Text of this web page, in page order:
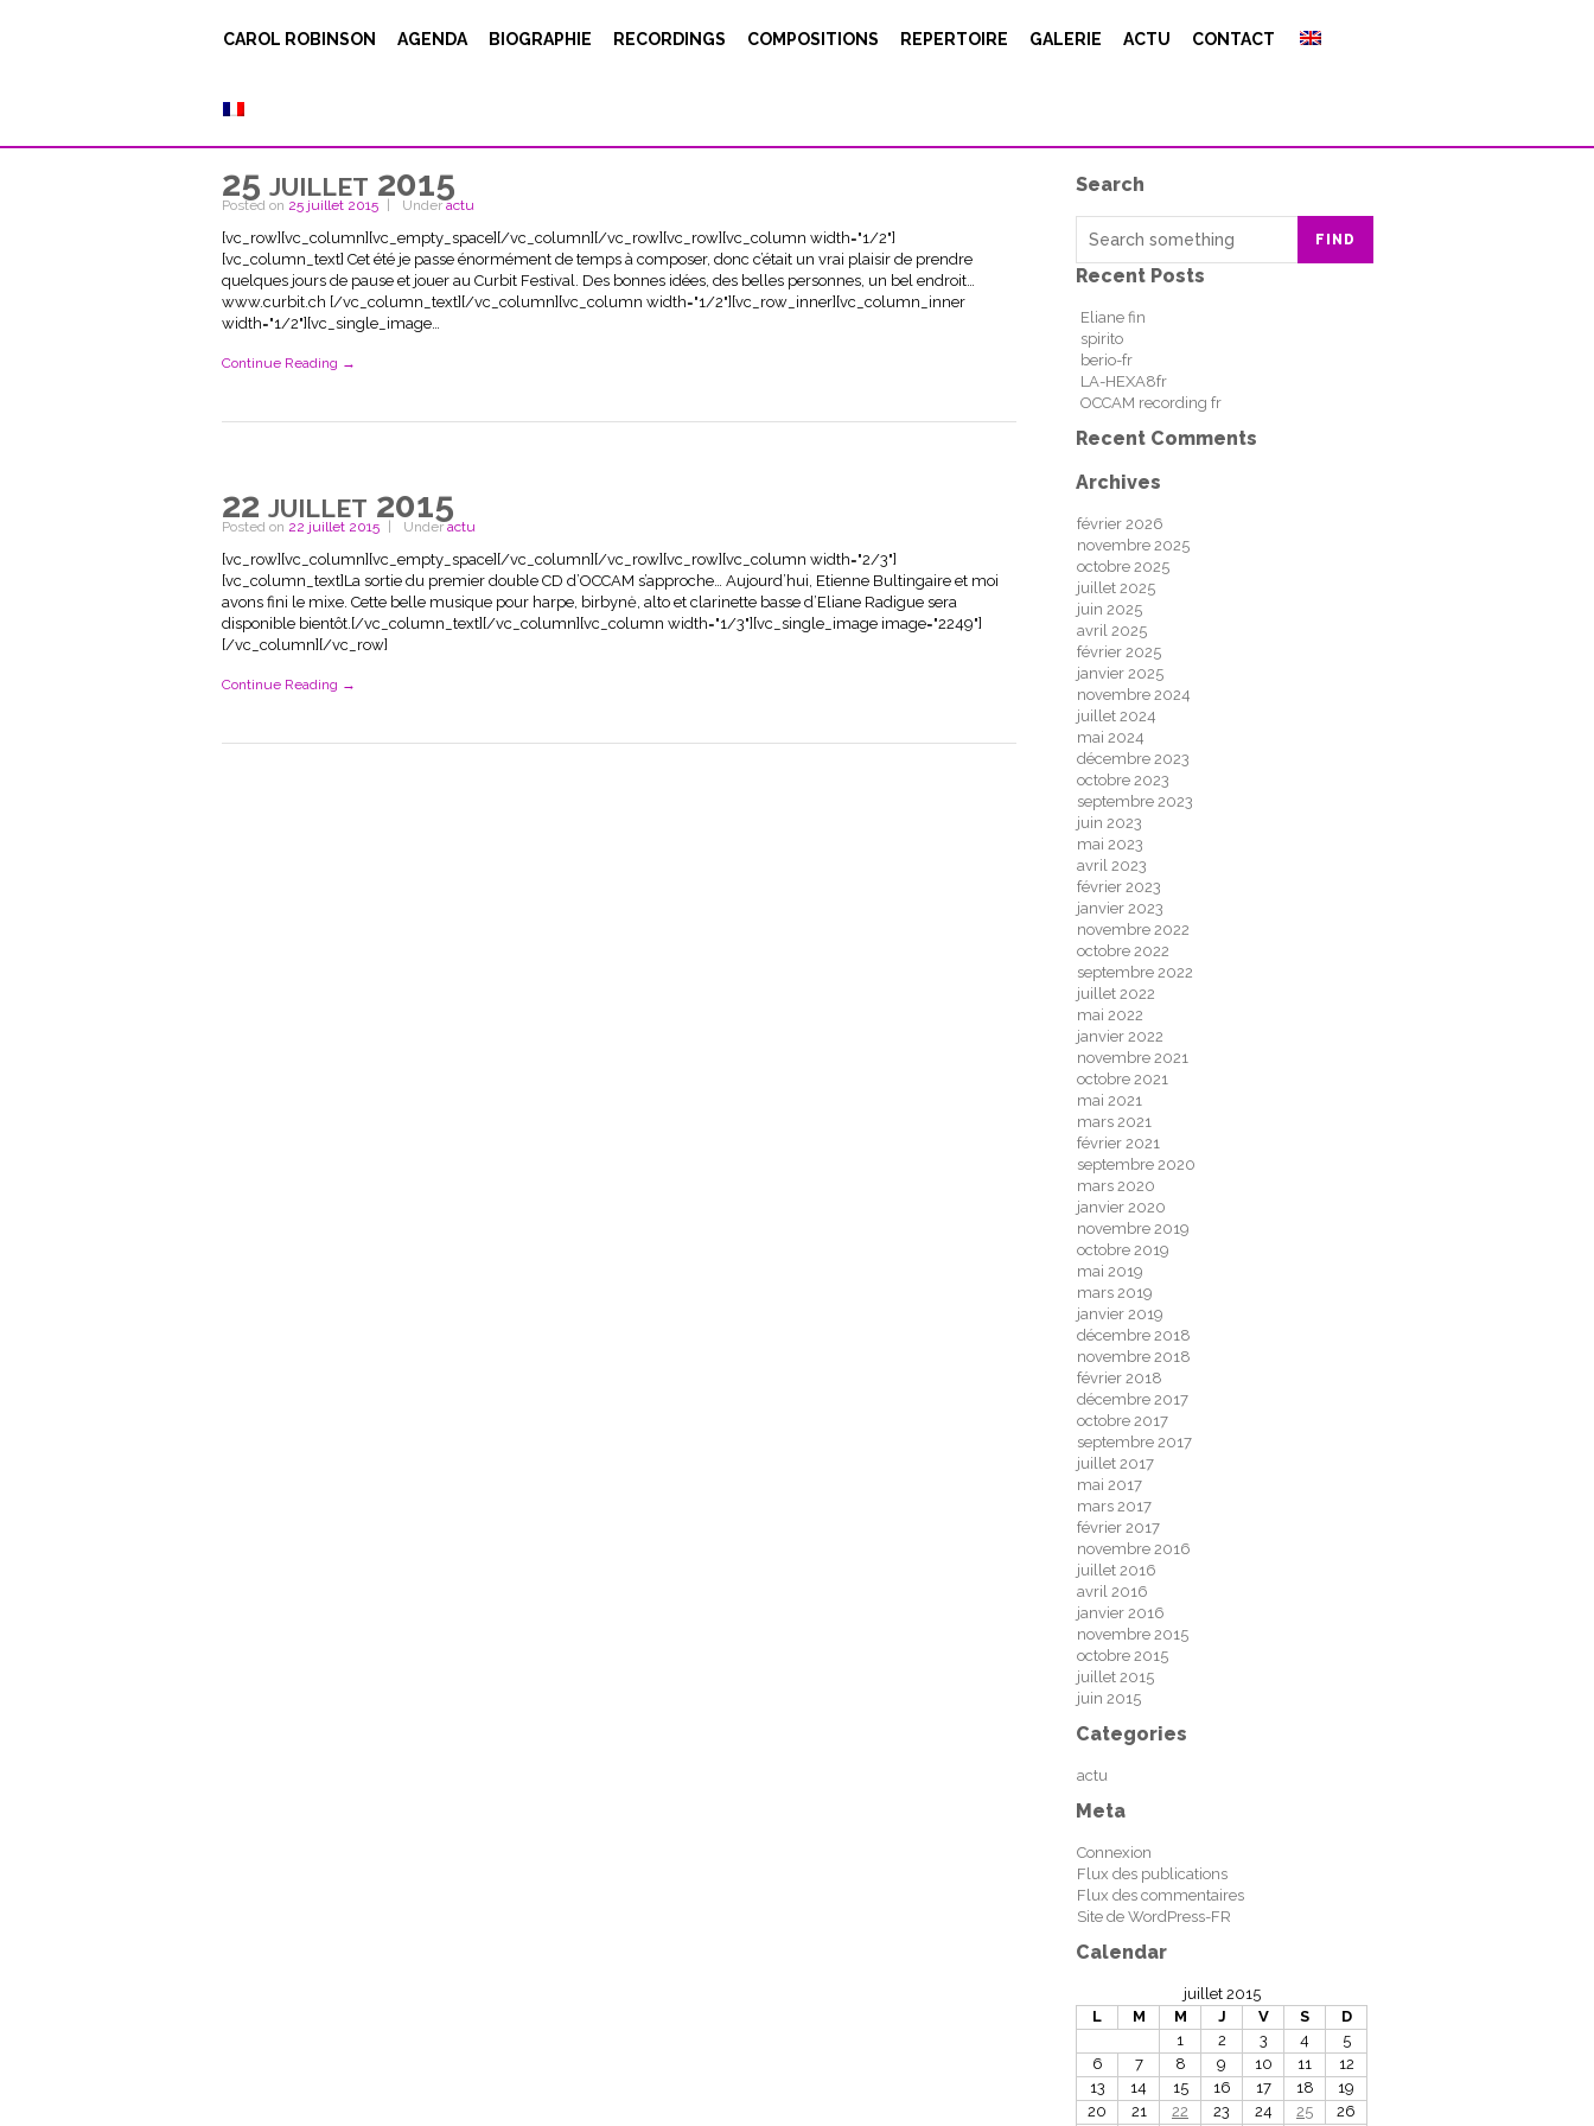
CAROL ROBINSON AGENDA BIOGRAPHIE RECORDINGS COMPOSITIONS REPERTOIRE GALERIE ACTU CONTACT
25 juillet 2015
Posted on 25 juillet 2015 Underactu
[vc_row][vc_column][vc_empty_space][/vc_column][/vc_row][vc_row][vc_column width="1/2"]
[vc_column_text] Cet été je passe énormément de temps à composer, donc c’était un vrai plaisir de prendre
quelques jours de pause et jouer au Curbit Festival. Des bonnes idées, des belles personnes, un bel endroit…
www.curbit.ch [/vc_column_text][/vc_column][vc_column width="1/2"][vc_row_inner][vc_column_inner
width="1/2"][vc_single_image…
Continue Reading →
22 juillet 2015
Posted on 22 juillet 2015 Underactu
[vc_row][vc_column][vc_empty_space][/vc_column][/vc_row][vc_row][vc_column width="2/3"]
[vc_column_text]La sortie du premier double CD d’OCCAM s’approche… Aujourd’hui, Etienne Bultingaire et moi
avons fini le mixe. Cette belle musique pour harpe, birbynė, alto et clarinette basse d’Eliane Radigue sera
disponible bientôt.[/vc_column_text][/vc_column][vc_column width="1/3"][vc_single_image image="2249"]
[/vc_column][/vc_row]
Continue Reading →
Search
FIND
Recent Posts
Eliane fin
spirito
berio-fr
LA-HEXA8fr
OCCAM recording fr
Recent Comments
Archives
février 2026
novembre 2025
octobre 2025
juillet 2025
juin 2025
avril 2025
février 2025
janvier 2025
novembre 2024
juillet 2024
mai 2024
décembre 2023
octobre 2023
septembre 2023
juin 2023
mai 2023
avril 2023
février 2023
janvier 2023
novembre 2022
octobre 2022
septembre 2022
juillet 2022
mai 2022
janvier 2022
novembre 2021
octobre 2021
mai 2021
mars 2021
février 2021
septembre 2020
mars 2020
janvier 2020
novembre 2019
octobre 2019
mai 2019
mars 2019
janvier 2019
décembre 2018
novembre 2018
février 2018
décembre 2017
octobre 2017
septembre 2017
juillet 2017
mai 2017
mars 2017
février 2017
novembre 2016
juillet 2016
avril 2016
janvier 2016
novembre 2015
octobre 2015
juillet 2015
juin 2015
Categories
actu
Meta
Connexion
Flux des publications
Flux des commentaires
Site de WordPress-FR
Calendar
juillet 2015
L
M M J V S
D
1
2 3 4
5
6
7 8 9 10 11
12
13
14 15 16 17 18
19
20
21 22 23 24 25 26